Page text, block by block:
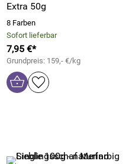
Extra 50g
8 Farben
Sofort lieferbar
7,95 €*
Grundpreis: 159,- €/kg